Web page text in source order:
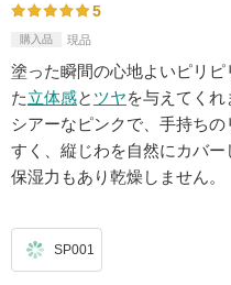
5
購入品 現品
塗った瞬間の心地よいピリ
た立体感と ツヤを与えてくれ
シアーなピンクで、手持ち
すく、縦じわを自然にカバー
保湿力もあり乾燥しません。
SP001